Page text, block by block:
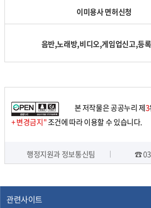
이미용사 면허신청
음반,노래방,비디오,게임업신고,등
본 저작물은 공공누리 제3
+ 변경금지"조건에 따라 이용할 수 있습니다.
행정지원과 정보통신팀 ☎
관련사이트